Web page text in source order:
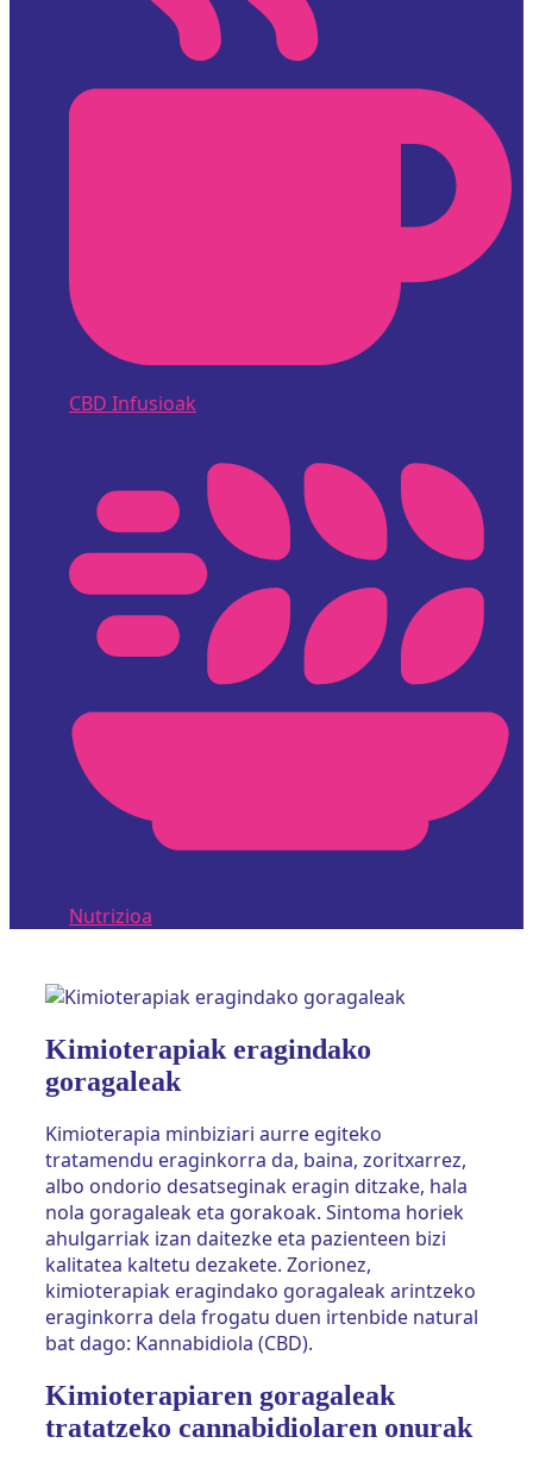
CBD Infusioak
Nutrizioa
Kimioterapiak eragindako
goragaleak
Kimioterapia minbiziari aurre egiteko
tratamendu eraginkorra da, baina, zoritxarrez,
albo ondorio desatseginak eragin ditzake, hala
nola goragaleak eta gorakoak. Sintoma horiek
ahulgarriak izan daitezke eta pazienteen bizi
kalitatea kaltetu dezakete. Zorionez,
kimioterapiak eragindako goragaleak arintzeko
eraginkorra dela frogatu duen irtenbide natural
bat dago: Kannabidiola (CBD).
Kimioterapiaren goragaleak
tratatzeko cannabidiolaren onurak